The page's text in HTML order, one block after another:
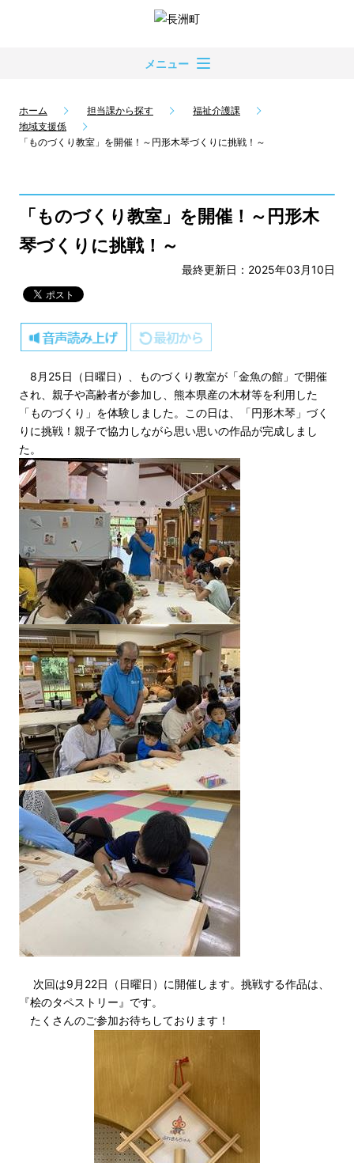
メニュー
ホーム 担当課から探す
福祉介護課
地域支援係
「ものづくり教室」を開催！～円形木琴づくりに挑戦！～
「ものづくり教室」を開催！～円形木
琴づくりに挑戦！～
最終更新日：2025年03月10日
8月25日（日曜日）、ものづくり教室が「金魚の館」で開催
され、親子や高齢者が参加し、熊本県産の木材等を利用した
「ものづくり」を体験しました。この日は、「円形木琴」づく
りに挑戦！親子で協力しながら思い思いの作品が完成しまし
た。
次回は9月22日（日曜日）に開催します。挑戦する作品は、
『桧のタペストリー』です。
たくさんのご参加お待ちしております！